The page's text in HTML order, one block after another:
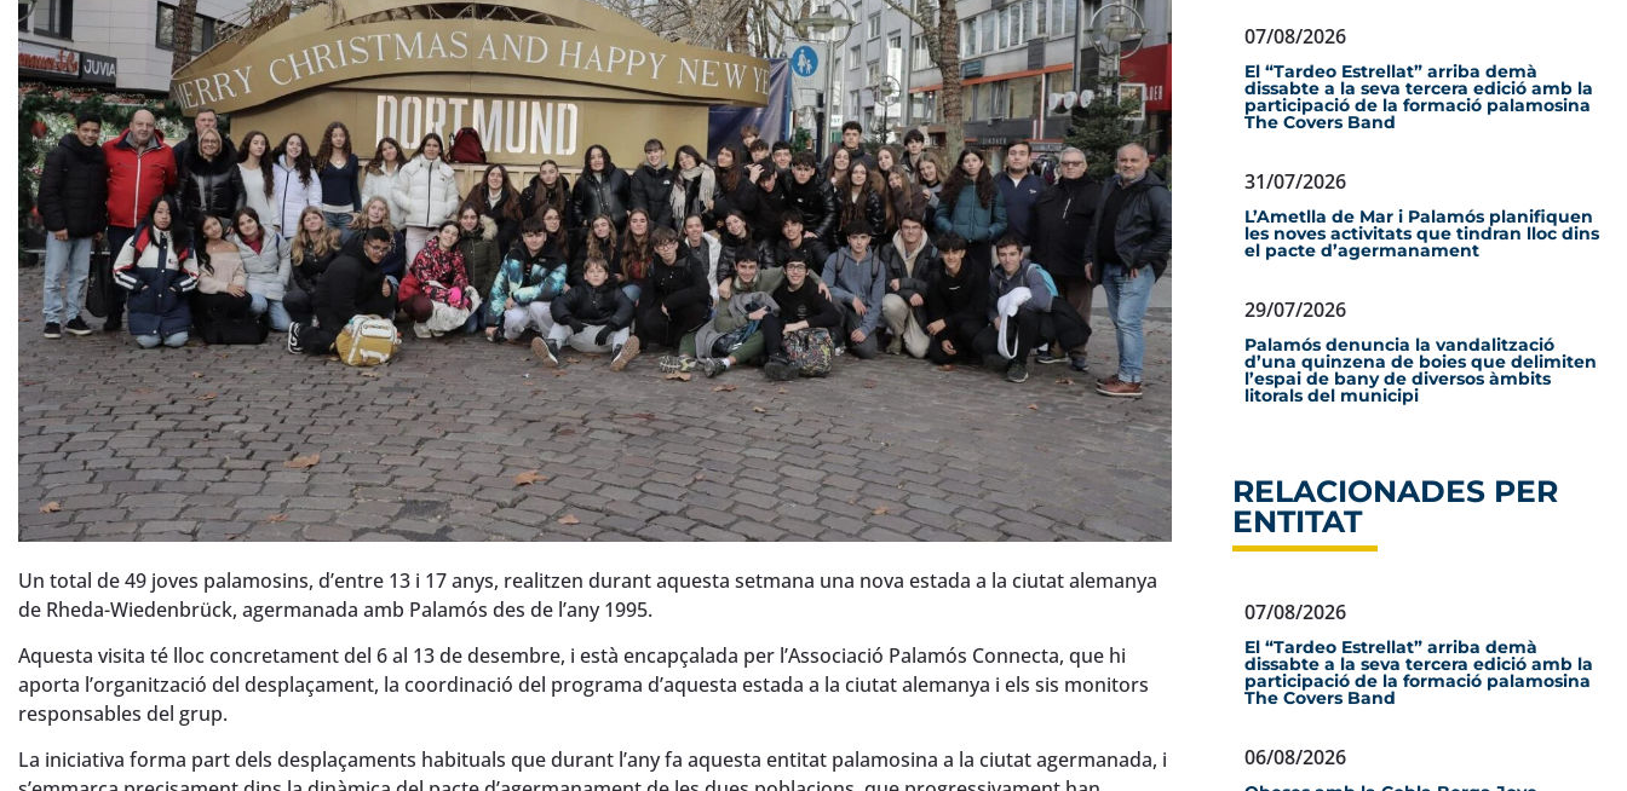
Un total de 49 joves palamosins, d’entre 13 i 17 anys, realitzen durant aquesta setmana una nova estada a la ciutat alemanya
de Rheda-Wiedenbrück, agermanada amb Palamós des de l’any 1995.
Aquesta visita té lloc concretament del 6 al 13 de desembre, i està encapçalada per l’Associació Palamós Connecta, que hi
aporta l’organització del desplaçament, la coordinació del programa d’aquesta estada a la ciutat alemanya i els sis monitors
responsables del grup.
La iniciativa forma part dels desplaçaments habituals que durant l’any fa aquesta entitat palamosina a la ciutat agermanada, i
07/08/2026
El “Tardeo Estrellat” arriba demà
dissabte a la seva tercera edició amb la
participació de la formació palamosina
The Covers Band
31/07/2026
L’Ametlla de Mar i Palamós planifiquen
les noves activitats que tindran lloc dins
el pacte d’agermanament
29/07/2026
Palamós denuncia la vandalització
d’una quinzena de boies que delimiten
l’espai de bany de diversos àmbits
litorals del municipi
RELACIONADES PER
ENTITAT
07/08/2026
El “Tardeo Estrellat” arriba demà
dissabte a la seva tercera edició amb la
participació de la formació palamosina
The Covers Band
06/08/2026